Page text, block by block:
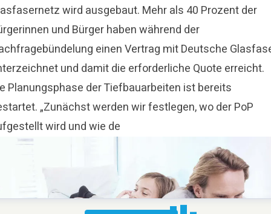
wird ausgebaut. Mehr als 40 Prozent der
und Bürger haben während der
einen Vertrag mit Deutsche
und damit die erforderliche Quote erreicht.
Planungsphase der Tiefbauarbeiten ist bereits
„Zunächst werden wir festlegen, wo der PoP
wird und wie de